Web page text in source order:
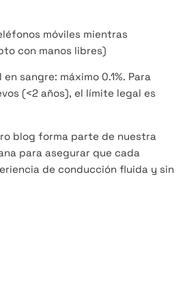
móviles mientras
con manos libres)
sangre: máximo 0.1%. Para
(<2 años), el límite legal es
blog forma parte de nuestra
para asegurar que cada
de conducción fluida y sin